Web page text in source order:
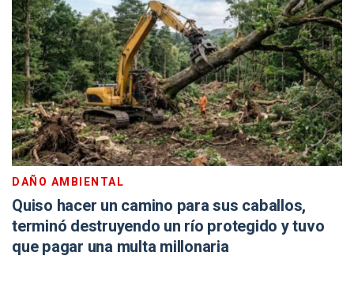
DAÑO AMBIENTAL
Quiso hacer un camino para sus caballos,
terminó destruyendo un río protegido y tuvo
que pagar una multa millonaria